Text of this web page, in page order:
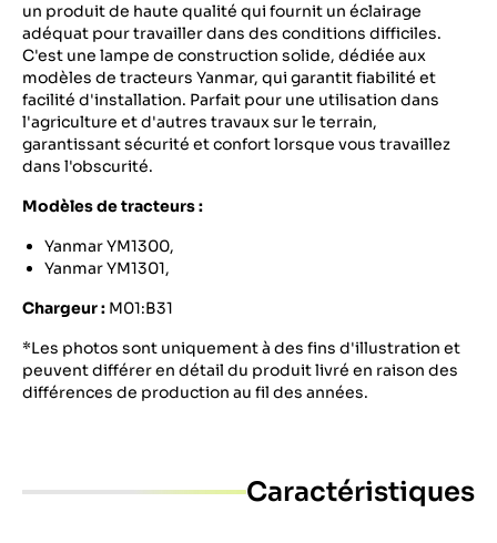
un produit de haute qualité qui fournit un éclairage
adéquat pour travailler dans des conditions difficiles.
C'est une lampe de construction solide, dédiée aux
modèles de tracteurs Yanmar, qui garantit fiabilité et
facilité d'installation. Parfait pour une utilisation dans
l'agriculture et d'autres travaux sur le terrain,
garantissant sécurité et confort lorsque vous travaillez
dans l'obscurité.
Modèles de tracteurs :
Yanmar YM1300,
Yanmar YM1301,
Chargeur : M01:B31
*Les photos sont uniquement à des fins d'illustration et
peuvent différer en détail du produit livré en raison des
différences de production au fil des années.
Caractéristiques